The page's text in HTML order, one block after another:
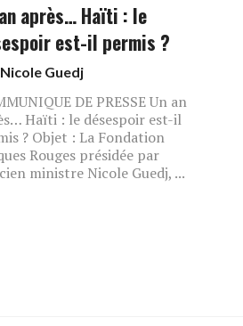
après… Haïti : le
est-il permis ?
Nicole Guedj
DE PRESSE Un an
Haïti : le désespoir est-il
? Objet : La Fondation
Rouges présidée par
ministre Nicole Guedj, ...